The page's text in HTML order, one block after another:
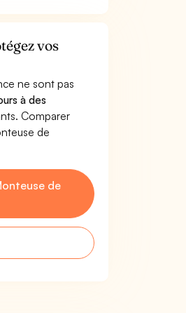
vos
ne sont pas
à des
Comparer
de
de